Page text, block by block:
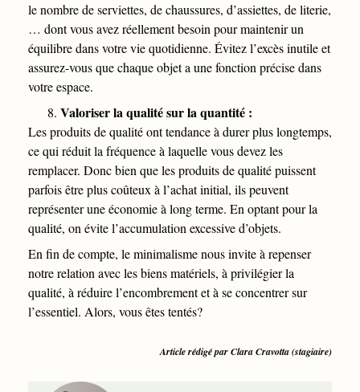
le nombre de serviettes, de chaussures, d’assiettes, de literie,
… dont vous avez réellement besoin pour maintenir un
équilibre dans votre vie quotidienne. Évitez l’excès inutile et
assurez-vous que chaque objet a une fonction précise dans
votre espace.
Valoriser la qualité sur la quantité :
Les produits de qualité ont tendance à durer plus longtemps,
ce qui réduit la fréquence à laquelle vous devez les
remplacer. Donc bien que les produits de qualité puissent
parfois être plus coûteux à l’achat initial, ils peuvent
représenter une économie à long terme. En optant pour la
qualité, on évite l’accumulation excessive d’objets.
En fin de compte, le minimalisme nous invite à repenser
notre relation avec les biens matériels, à privilégier la
qualité, à réduire l’encombrement et à se concentrer sur
l’essentiel. Alors, vous êtes tentés?
Article rédigé par Clara Cravotta (stagiaire)